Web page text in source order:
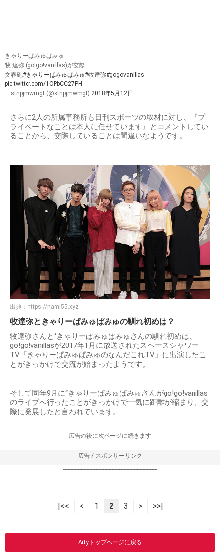
きゃりーぱみゅぱみゅ
牧 達弥 (go!go!vanillas)が交際
文春砲#きゃりーぱみゅぱみゅ#牧達弥#gogovanillas
pic.twitter.com/1OPbCC27PH
— stnpjmwmgt (@stnpjmwmgt) 2018年5月12日
さらに2人の所属事務所も日刊スポーツの取材に対し、『プ
ライベートなことは本人に任せています』とコメントしてい
ることから、交際していることは間違いなようです。
出典： https://nami55.xyz
牧達弥ときゃりーぱみゅぱみゅの馴れ初めは？
牧達弥さんと“きゃりーぱみゅぱみゅさんの馴れ初めは、
go!go!vanillasが2017年1月に放送されたスペースシャワー
TV『きゃりーぱみゅぱみゅのなんだこれTV』に出演したこ
とがきっかけで交流が始まったようです。
そして同年9月に“きゃりーぱみゅぱみゅさんがgo!go!vanillas
のライブへ行ったことがきっかけで一気に距離が縮まり、交
際に発展したと言われています。
-----------------広告の後に次ページに続きます-----------------
広告 / スポンサーリンク
----------------------------------------------------------------
|<< < 1 2 3 > >>|
Artyトップページに戻る